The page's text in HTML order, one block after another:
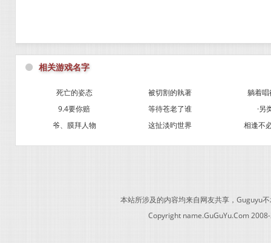
⚫ 相关游戏名字
死亡的姿态 被切割的執著
躺着唱
9.4要你赔
等待苍老了谁
·另
爷、膜拜人物
这扯淡旳世界 相逢不
本站所涉及的内容均来自网友共享，Guguyu
Copyright name.GuGuYu.Com